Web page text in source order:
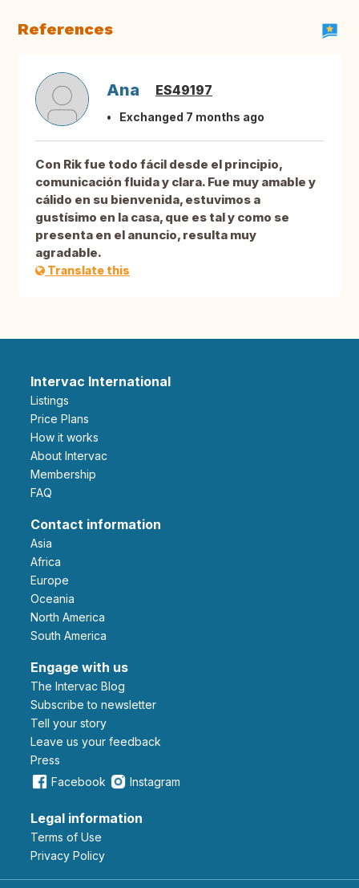
References
Ana ES49197
Exchanged 7 months ago
Con Rik fue todo fácil desde el principio,
comunicación fluida y clara. Fue muy amable y
cálido en su bienvenida, estuvimos a
gustísimo en la casa, que es tal y como se
presenta en el anuncio, resulta muy
agradable.
Translate this
Intervac International
Listings
Price Plans
How it works
About Intervac
Membership
FAQ
Contact information
Asia
Africa
Europe
Oceania
North America
South America
Engage with us
The Intervac Blog
Subscribe to newsletter
Tell your story
leave us your feedback
Press
Facebook
Instagram
Legal information
Terms of Use
Privacy Policy